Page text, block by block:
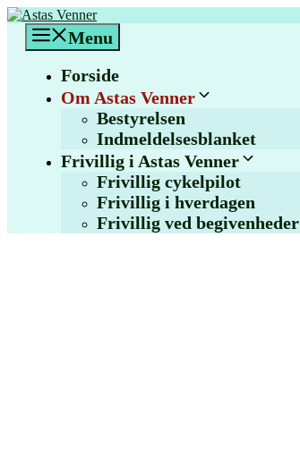
Hop
indhold
Menu
Forside
Om Astas Venner
Bestyrelsen
Indmeldelsesblanket
Frivillig i Astas Venner
Frivillig cykelpilot
Frivillig i hverdagen
Frivillig ved begivenheder